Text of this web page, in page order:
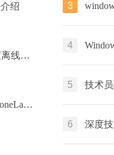
绍
教程
活教程
3
4
5
6